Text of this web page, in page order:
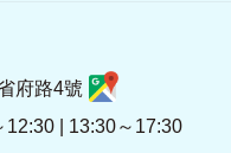
府路4號
| 13:30～17:30